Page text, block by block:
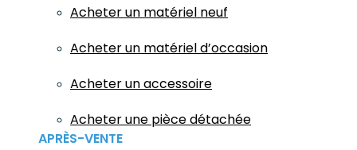
Acheter un matériel neuf
Acheter un matériel d’occasion
Acheter un accessoire
Acheter une pièce détachée
APRÈS-VENTE